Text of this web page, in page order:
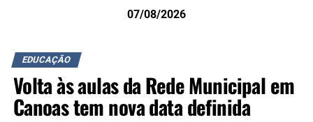
07/08/2026
EDUCAÇÃO
Volta às aulas da Rede Municipal em
Canoas tem nova data definida